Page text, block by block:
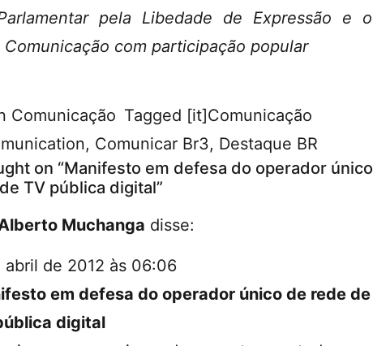
pela Libedade de Expressão e o
Comunicação com participação popular
Comunicação Tagged [it]Comunicação
, Comunicar Br3, Destaque BR
on “Manifesto em defesa do operador único
TV pública digital”
Muchanga disse:
abril de 2012 às 06:06
em defesa do operador único de rede de
digital